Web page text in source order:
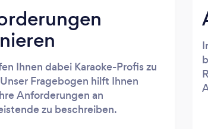
Ihnen dabei Karaoke-Profis zu
Fragebogen hilft Ihnen
Anforderungen an
zu beschreiben.